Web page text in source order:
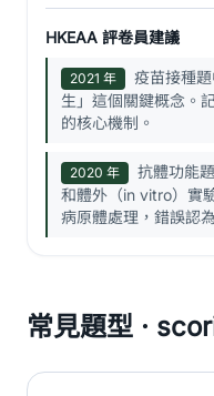
HKEAA 評卷員建議
2021 年
疫苗接種
生」這個關鍵概念。
的核心機制。
2020 年
抗體功能
和體外（in vitro）實
病原體處理，錯誤認
常見題型 ·